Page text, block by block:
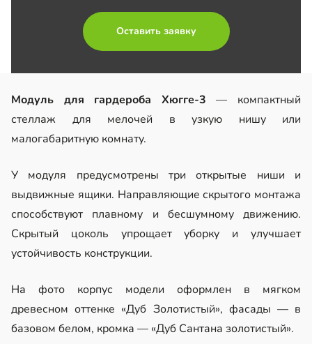
Оставить заявку
Модуль для гардероба Хюгге-3 — компактный
стеллаж для мелочей в узкую нишу или
малогабаритную комнату.
У модуля предусмотрены три открытые ниши и
выдвижные ящики. Направляющие скрытого монтажа
способствуют плавному и бесшумному движению.
Скрытый цоколь упрощает уборку и улучшает
устойчивость конструкции.
На фото корпус модели оформлен в мягком
древесном оттенке «Дуб Золотистый», фасады — в
базовом белом, кромка — «Дуб Сантана золотистый».